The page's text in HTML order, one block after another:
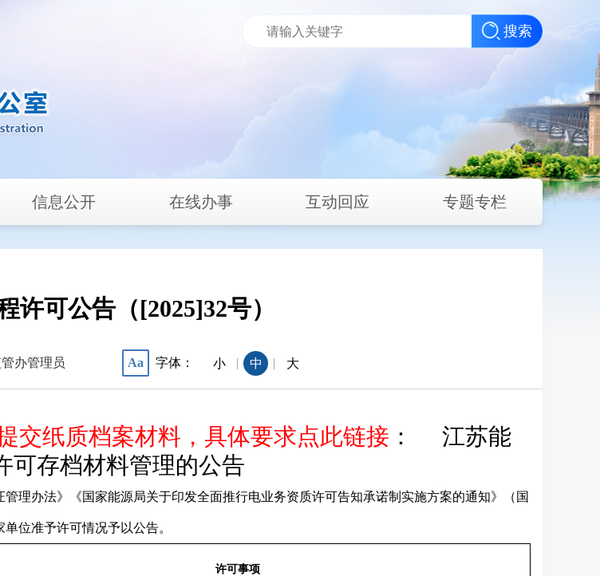
搜索
信息公开 在线办事 互动回应 专题专栏
许可公告（[2025]32号）
办管理员 Aa 字体： 小 | 中 | 大
交纸质档案材料，具体要求点此链接 ：
江苏能
可存档材料管理的公告
理办法》《国家能源局关于印发全面推行电业务资质许可告知承诺制实施方案的通知》（国
单位准予许可情况予以公告。
许可事项